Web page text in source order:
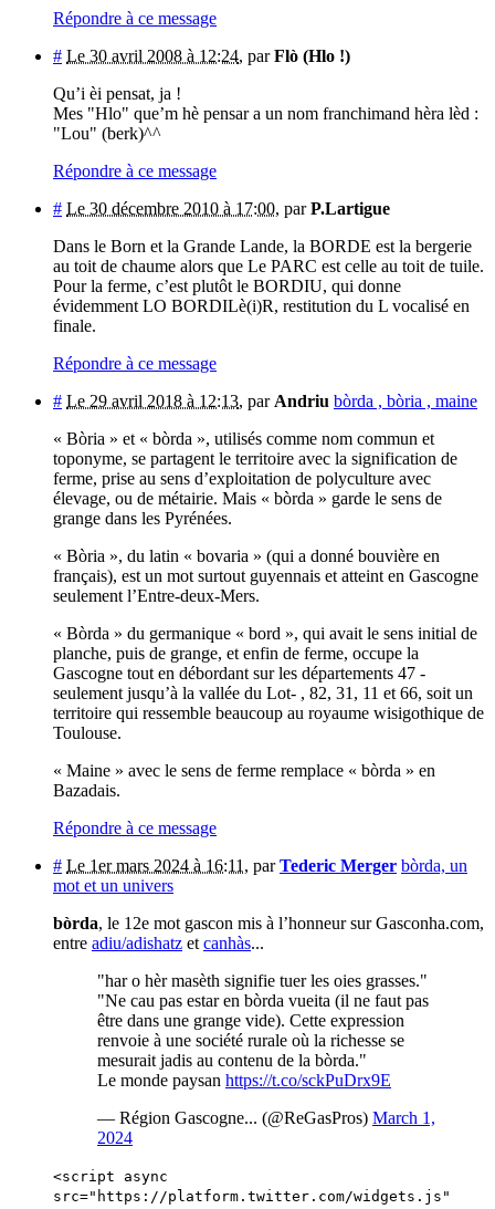
Répondre à ce message
# Le 30 avril 2008 à 12:24, parFlò (Hlo !)
Qu’i èi pensat, ja !
Mes "Hlo" que’m hè pensar a un nom franchimand hèra lèd :
"Lou" (berk)^^
Répondre à ce message
# Le 30 décembre 2010 à 17:00, parP.Lartigue
Dans le Born et la Grande Lande, la BORDE est la bergerie
au toit de chaume alors que Le PARC est celle au toit de tuile.
Pour la ferme, c’est plutôt le BORDIU, qui donne
évidemment LO BORDILè(i)R, restitution du L vocalisé en
finale.
Répondre à ce message
# Le 29 avril 2018 à 12:13, par Andriu bòrda , bòria , maine
« Bòria » et « bòrda », utilisés comme nom commun et
toponyme, se partagent le territoire avec la signification de
ferme, prise au sens d’exploitation de polyculture avec
élevage, ou de métairie. Mais « bòrda » garde le sens de
grange dans les Pyrénées.
« Bòria », du latin « bovaria » (qui a donné bouvière en
français), est un mot surtout guyennais et atteint en Gascogne
seulement l’Entre-deux-Mers.
« Bòrda » du germanique « bord », qui avait le sens initial de
planche, puis de grange, et enfin de ferme, occupe la
Gascogne tout en débordant sur les départements 47 -
seulement jusqu’à la vallée du Lot- , 82, 31, 11 et 66, soit un
territoire qui ressemble beaucoup au royaume wisigothique de
Toulouse.
« Maine » avec le sens de ferme remplace « bòrda » en
Bazadais.
Répondre à ce message
# Le 1er mars 2024 à 16:11 , parTederic Merger bòrda, un
mot et un univers
bòrda, le 12e mot gascon mis à l’honneur sur Gasconha.com,
entre adiu/adishatz et canhàs...
"har o hèr masèth signifie tuer les oies grasses."
"Ne cau pas estar en bòrda vueita (il ne faut pas
être dans une grange vide). Cette expression
renvoie à une société rurale où la richesse se
mesurait jadis au contenu de la bòrda."
Le monde paysan https://t.co/sckPuDrx9E
— Région Gascogne... (@ReGasPros) March 1,
2024
<script async
src="https://platform.twitter.com/widgets.js"